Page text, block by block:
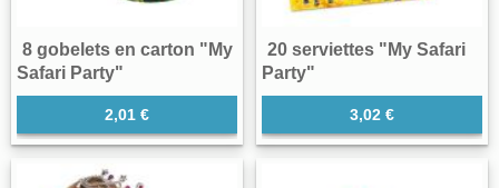
8 gobelets en carton "My
Safari Party"
2,01 €
20 serviettes "My Safari
Party"
3,02 €